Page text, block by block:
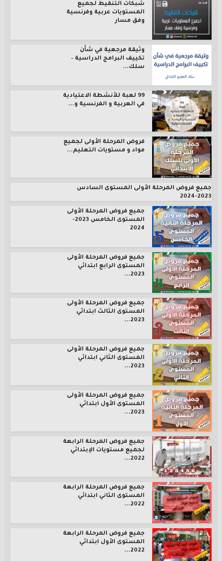
شبكات التنقيط لجميع
المستويات عربية وفرنسية
وفق مسار
وثيقة مرجعية في شأن
تكييف البرامج الدراسية –
سلك...
99 لعبة للأنشطة الاعتيادية
في العربية و الفرنسية و...
فروض المرحلة الأولى لجميع
مواد و مستويات التعليم...
جميع فروض المرحلة الأولى المستوى السادس
2023-2024
جميع فروض المرحلة الأولى
المستوى الخامس 2023-
2024
جميع فروض المرحلة الأولى
المستوى الرابع ابتدائي
2023...
جميع فروض المرحلة الأولى
المستوى الثالث ابتدائي
2023...
جميع فروض المرحلة الأولى
المستوى الثاني ابتدائي
2023...
جميع فروض المرحلة الأولى
المستوى الأول ابتدائي
2023...
جميع فروض المرحلة الرابعة
لجميع مستويات الإبتدائي
2022...
جميع فروض المرحلة الرابعة
المستوى الثاني ابتدائي
2022...
جميع فروض المرحلة الرابعة
المستوى الأول ابتدائي
2022...